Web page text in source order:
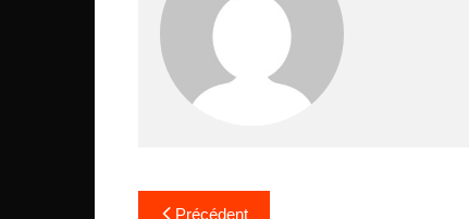
Navigation
Précédent